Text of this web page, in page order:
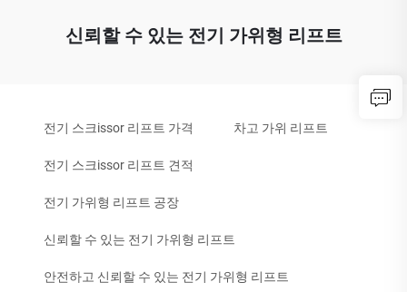
신뢰할 수 있는 전기 가위형 리프트
전기 스크issor 리프트 가격 차고 가위 리프트
전기 스크issor 리프트 견적
전기 가위형 리프트 공장
신뢰할 수 있는 전기 가위형 리프트
안전하고 신뢰할 수 있는 전기 가위형 리프트